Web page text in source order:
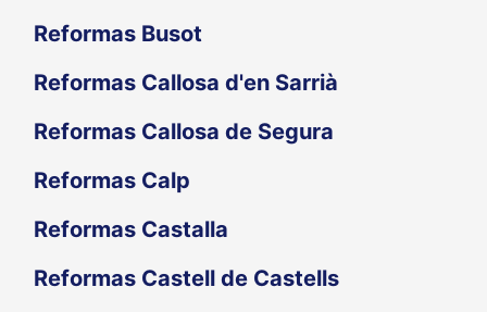
Reformas Busot
Reformas Callosa d'en Sarrià
Reformas Callosa de Segura
Reformas Calp
Reformas Castalla
Reformas Castell de Castells